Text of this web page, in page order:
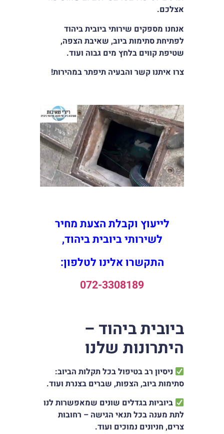
סמן קישורים
לאפס
את
כל
האפשרויות
cached
אצלכם.
אנחנו מספקים שירותי ביובית ביהוד
לפתיחת סתימות ביוב, שאיבת הצפה,
שטיפת קווים בלחץ מים גבוה ועוד.
צרו איתנו קשר והבעיה תיפתר במהירות!
לייעוץ וקבלת הצעת מחיר
לשירותי ביובית ביהוד,
התקשרו אלינו לטלפון:
072-3308189
ביובית ביהוד –
היתרונות שלנו
ניסיון רב בטיפול בכל תקלות הביוב:
סתימות ביוב, הצפות, שברים בצנרת ועוד.
ביוביות בגדלים שונים שמאפשרות לנו
לתת מענה בכל תנאי הגישה – רחובות
צרים, חניונים נמוכים ועוד.